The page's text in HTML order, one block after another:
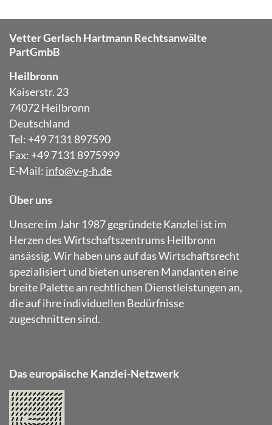
Vetter Gerlach Hartmann Rechtsanwälte
PartGmbB
Heilbronn
Kaiserstr. 23
74072 Heilbronn
Deutschland
Tel: +49 7131 897590
Fax: +49 7131 8975999
E-Mail: info@v-g-h.de
Über uns
Unsere im Jahr 1987 gegründete Kanzlei ist im
Herzen des Wirtschaftszentrums Heilbronn
ansässig. Wir haben uns auf das Wirtschaftsrecht
spezialisiert und bieten unseren Mandanten eine
breite Palette an rechtlichen Dienstleistungen an,
die auf ihre individuellen Bedürfnisse
zugeschnitten sind.
Das europäische Kanzlei-Netzwerk